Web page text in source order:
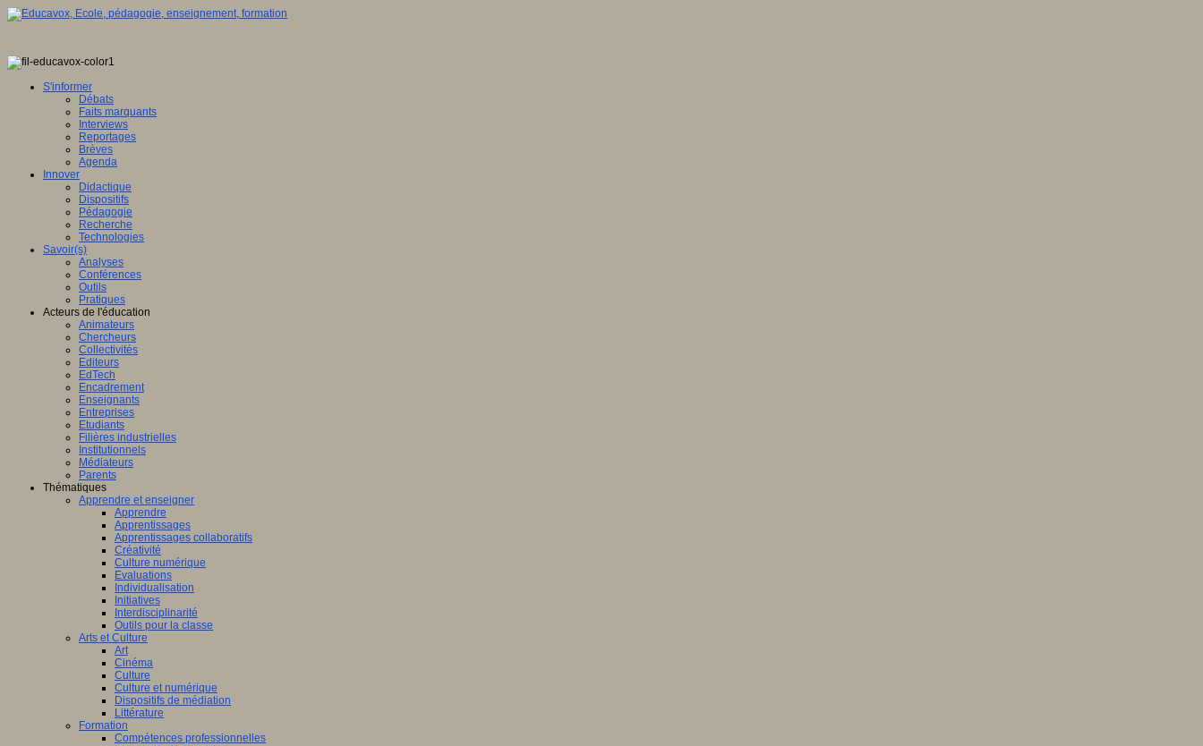
S'informer
Débats
Faits marquants
Interviews
Reportages
Brèves
Agenda
Innover
Didactique
Dispositifs
Pédagogie
Recherche
Technologies
Savoir(s)
Analyses
Conférences
Outils
Pratiques
Acteurs de l'éducation
Animateurs
Chercheurs
Collectivités
Editeurs
EdTech
Encadrement
Enseignants
Entreprises
Etudiants
Filières industrielles
Institutionnels
Médiateurs
Parents
Thématiques
Apprendre et enseigner
Apprendre
Apprentissages
Apprentissages collaboratifs
Créativité
Culture numérique
Evaluations
Individualisation
Initiatives
Interdisciplinarité
Outils pour la classe
Arts et Culture
Art
Cinéma
Culture
Culture et numérique
Dispositifs de médiation
Littérature
Formation
Compétences professionnelles